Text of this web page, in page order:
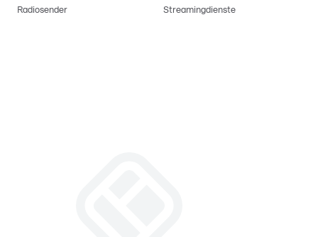
Radiosender Streamingdienste